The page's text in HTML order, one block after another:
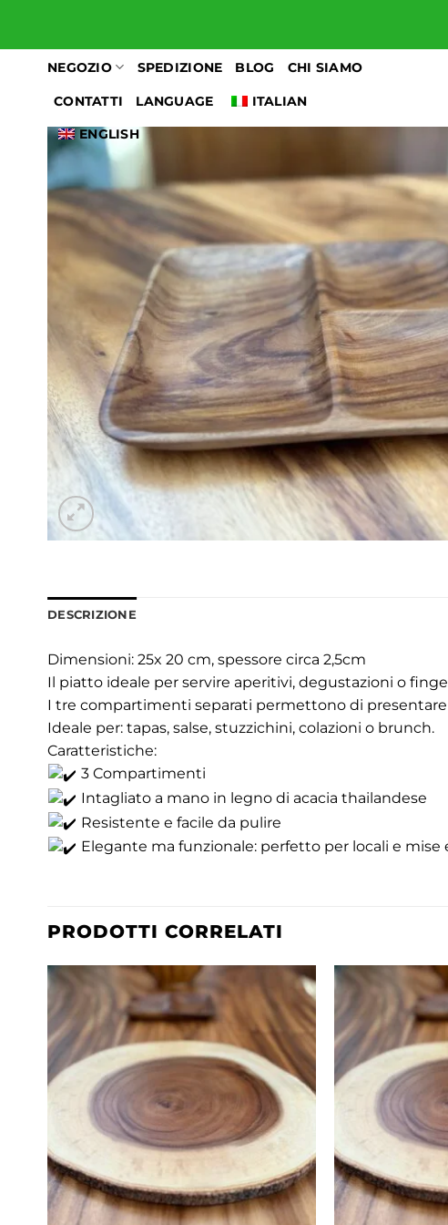
NEGOZIO SPEDIZIONE BLOG CHI SIAMO
CONTATTI LANGUAGE
ITALIAN
ENGLISH
DESCRIZIONE
Dimensioni: 25x 20 cm, spessore circa 2,5cm
Il piatto ideale per servire aperitivi, degustazioni o
I tre compartimenti separati permettono di presentare
Ideale per: tapas, salse, stuzzichini, colazioni o brunch.
Caratteristiche:
3 Compartimenti
Intagliato a mano in legno di acacia thailandese
Resistente e facile da pulire
Elegante ma funzionale: perfetto per locali e mise
PRODOTTI CORRELATI